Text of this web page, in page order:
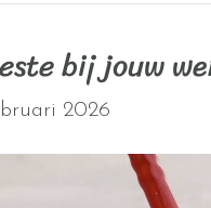
bij jouw
2026